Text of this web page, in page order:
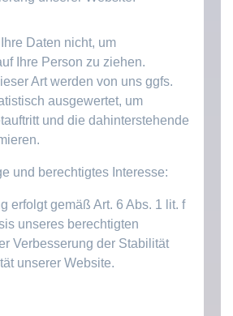
Daten nicht, um
Ihre Person zu ziehen.
Art werden von uns ggfs.
ausgewertet, um
und die dahinterstehende
und berechtigtes Interesse:
erfolgt gemäß Art. 6 Abs. 1 lit. f
unseres berechtigten
Verbesserung der Stabilität
unserer Website.